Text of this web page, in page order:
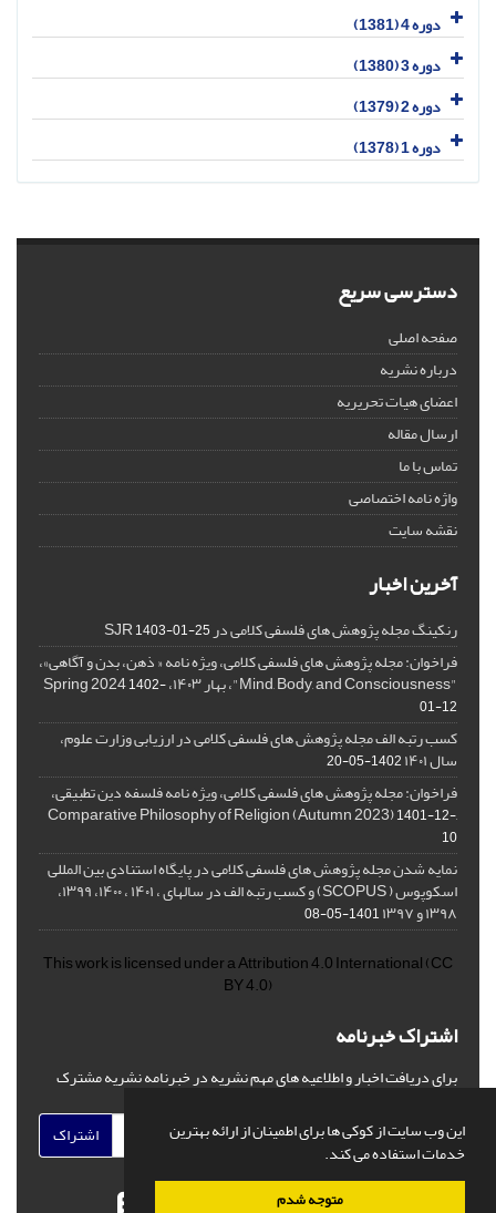
این وب سایت از کوکی ها برای اطمینان از ارائه بهترین
خدمات استفاده می کند.
متوجه شدم
دوره 4 (1381)
دوره 3 (1380)
دوره 2 (1379)
دوره 1 (1378)
دسترسی سریع
صفحه اصلی
درباره نشریه
اعضای هیات تحریریه
ارسال مقاله
تماس با ما
واژه نامه اختصاصی
نقشه سایت
آخرین اخبار
رنکینگ مجله پژوهش های فلسفی کلامی در SJR1403-01-25
فراخوان: مجله پژوهش های فلسفی کلامی، ویژه نامه « ذهن، بدن و آگاهی»،
"Mind, Body, and Consciousness"، بهار ۱۴۰۳، Spring 2024
1402-
01-12
کسب رتبه الف مجله پژوهش های فلسفی کلامی در ارزیابی وزارت علوم،
سال ۱۴۰۱ 1402-05-20
فراخوان: مجله پژوهش های فلسفی کلامی، ویژه نامه فلسفه دین تطبیقی،
,Comparative Philosophy of Religion (Autumn 2023)
1401-12-
10
نمایه شدن مجله پژوهش های فلسفی کلامی در پایگاه استنادی بین المللی
اسکوپوس ( SCOPUS) و کسب رتبه الف در سالهای ، ۱۴۰۱ ، ۱۴۰۰، ۱۳۹۹،
۱۳۹۸ و ۱۳۹۷ 1401-05-08
This work is licensed under aAttribution 4.0 International(CC
BY 4.0)
اشتراک خبرنامه
برای دریافت اخبار و اطلاعیه های مهم نشریه در خبرنامه نشریه مشترک
اشتراک